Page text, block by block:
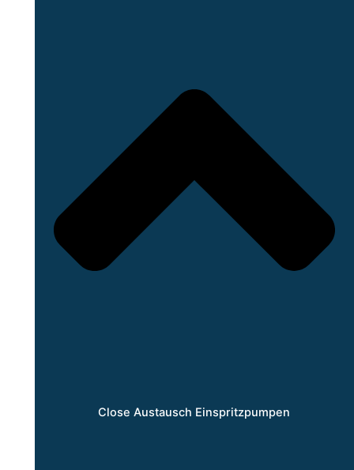
Close Austausch Einspritzpumpen